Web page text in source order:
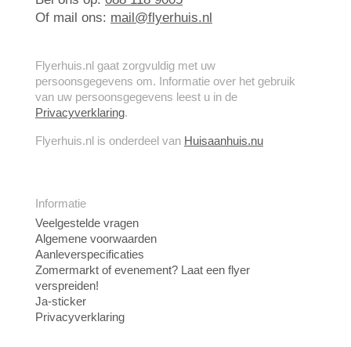
Of mail ons: mail@flyerhuis.nl
Flyerhuis.nl gaat zorgvuldig met uw
persoonsgegevens om. Informatie over het gebruik
van uw persoonsgegevens leest u in de
Privacyverklaring.
Flyerhuis.nl is onderdeel van Huisaanhuis.nu
Informatie
Veelgestelde vragen
Algemene voorwaarden
Aanleverspecificaties
Zomermarkt of evenement? Laat een flyer
verspreiden!
Ja-sticker
Privacyverklaring